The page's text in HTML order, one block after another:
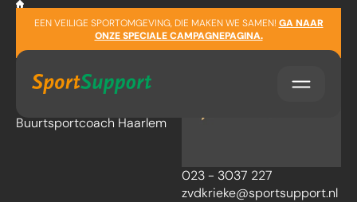
Sla navigatie over
EEN VEILIGE SPORTOMGEVING, DIE MAKEN WE SAMEN! GA NAAR
ONZE SPECIALE CAMPAGNEPAGINA.
Zoë van der
Krieke
Buurtsportcoach Haarlem
023 - 3037 227
zvdkrieke@sportsupport.nl